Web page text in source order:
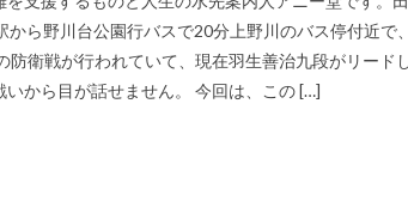
ら野川台公園行バスで20分上野川のバス停付近で
衛戦が行われていて、現在羽生善治九段がリード
から目が話せません。 今回は、この […]